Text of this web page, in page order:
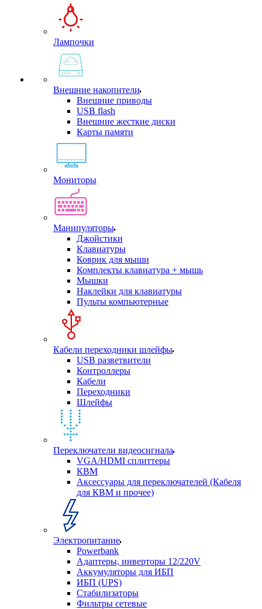
Лампочки
Внешние накопители
Внешние приводы
USB flash
Внешние жесткие диски
Карты памяти
Мониторы
Манипуляторы
Джойстики
Клавиатуры
Коврик для мыши
Комплекты клавиатура + мышь
Мышки
Наклейки для клавиатуры
Пульты компьютерные
Кабели переходники шлейфы
USB разветвители
Контроллеры
Кабели
Переходники
Шлейфы
Переключатели видеосигнала
VGA/HDMI сплиттеры
КВМ
Аксессуары для переключателей (Кабеля
для КВМ и прочее)
Электропитание
Powerbank
Адаптеры, инверторы 12/220V
Аккумуляторы для ИБП
ИБП (UPS)
Стабилизаторы
Фильтры сетевые